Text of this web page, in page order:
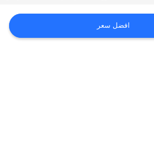
افضل سعر